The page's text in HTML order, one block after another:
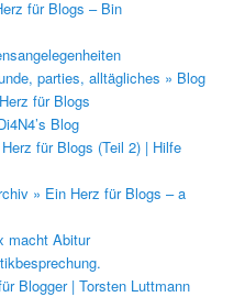
für Blogs – Bin
parties, alltägliches » Blog
für Blogs
Blog
für Blogs (Teil 2) | Hilfe
» Ein Herz für Blogs – a
macht Abitur
Blogger | Torsten Luttmann